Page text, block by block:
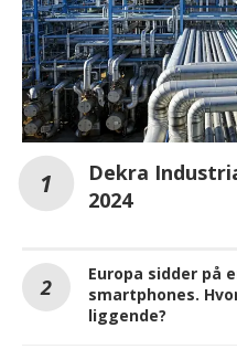
Dekra
2024
Europa sidder på
smartphones.
liggende?